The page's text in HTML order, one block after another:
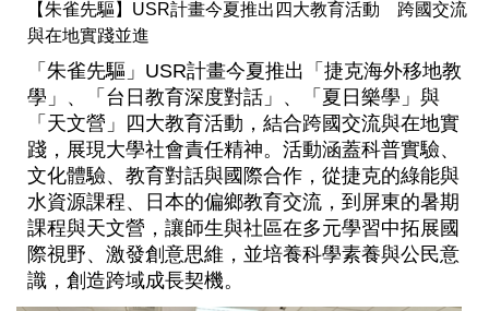
【朱雀先驅】USR計畫今夏推出四大教育活動 跨國交流
與在地實踐並進
「朱雀先驅」USR計畫今夏推出「捷克海外移地教
學」、「台日教育深度對話」、「夏日樂學」與
「天文營」四大教育活動，結合跨國交流與在地實
踐，展現大學社會責任精神。活動涵蓋科普實驗、
文化體驗、教育對話與國際合作，從捷克的綠能與
水資源課程、日本的偏鄉教育交流，到屏東的暑期
課程與天文營，讓師生與社區在多元學習中拓展國
際視野、激發創意思維，並培養科學素養與公民意
識，創造跨域成長契機。